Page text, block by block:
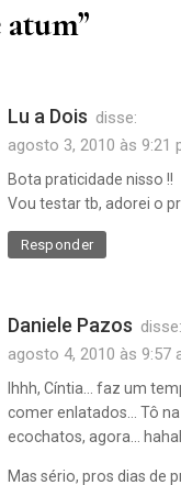
”
Lu a Dois disse:
agosto 3, 2010 às 9:21
Bota praticidade nisso !!
Vou testar tb, adorei o
Responder
Daniele Pazos disse:
agosto 4, 2010 às 9:57
Ihhh, Cíntia… faz um
comer enlatados… Tô
ecochatos, agora…
Mas sério, pros dias de